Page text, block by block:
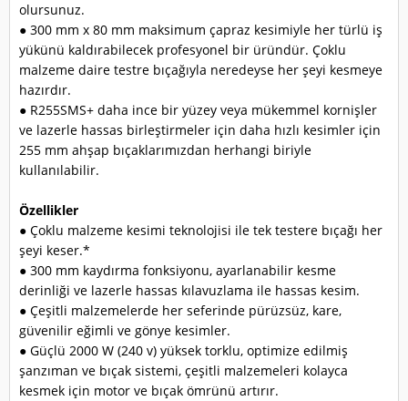
olursunuz.
● 300 mm x 80 mm maksimum çapraz kesimiyle her türlü iş
yükünü kaldırabilecek profesyonel bir üründür. Çoklu
malzeme daire testre bıçağıyla neredeyse her şeyi kesmeye
hazırdır.
● R255SMS+ daha ince bir yüzey veya mükemmel kornişler
ve lazerle hassas birleştirmeler için daha hızlı kesimler için
255 mm ahşap bıçaklarımızdan herhangi biriyle
kullanılabilir.
Özellikler
● Çoklu malzeme kesimi teknolojisi ile tek testere bıçağı her
şeyi keser.*
● 300 mm kaydırma fonksiyonu, ayarlanabilir kesme
derinliği ve lazerle hassas kılavuzlama ile hassas kesim.
● Çeşitli malzemelerde her seferinde pürüzsüz, kare,
güvenilir eğimli ve gönye kesimler.
● Güçlü 2000 W (240 v) yüksek torklu, optimize edilmiş
şanzıman ve bıçak sistemi, çeşitli malzemeleri kolayca
kesmek için motor ve bıçak ömrünü artırır.